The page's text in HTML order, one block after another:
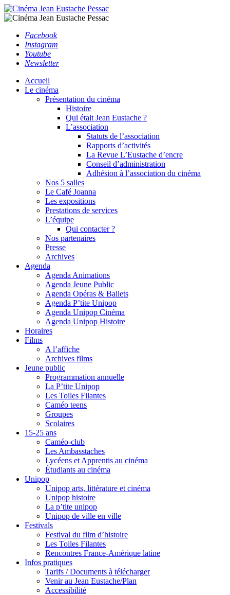
Facebook
Instagram
Youtube
Newsletter
Accueil
Le cinéma
Présentation du cinéma
Histoire
Qui était Jean Eustache ?
L’association
Statuts de l’association
Rapports d’activités
La Revue L’Eustache d’encre
Conseil d’administration
Adhésion à l’association du cinéma
Nos 5 salles
Le Café Joanna
Les expositions
Prestations de services
L’équipe
Qui contacter ?
Nos partenaires
Presse
Archives
Agenda
Agenda Animations
Agenda Jeune Public
Agenda Opéras & Ballets
Agenda P’tite Unipop
Agenda Unipop Cinéma
Agenda Unipop Histoire
Horaires
Films
A l’affiche
Archives films
Jeune public
Programmation annuelle
La P’tite Unipop
Les Toiles Filantes
Caméo teens
Groupes
Scolaires
15-25 ans
Caméo-club
Les Ambasstaches
Lycéens et Apprentis au cinéma
Étudiants au cinéma
Unipop
Unipop arts, littérature et cinéma
Unipop histoire
La p’tite unipop
Unipop de ville en ville
Festivals
Festival du film d’histoire
Les Toiles Filantes
Rencontres France-Amérique latine
Infos pratiques
Tarifs / Documents à télécharger
Venir au Jean Eustache/Plan
Accessibilité